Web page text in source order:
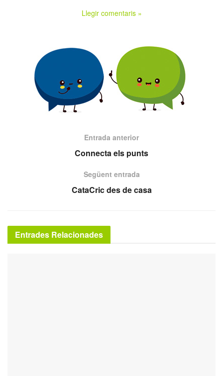
Llegir comentaris »
Entrada anterior
Connecta els punts
Següent entrada
CataCric des de casa
Entrades Relacionades